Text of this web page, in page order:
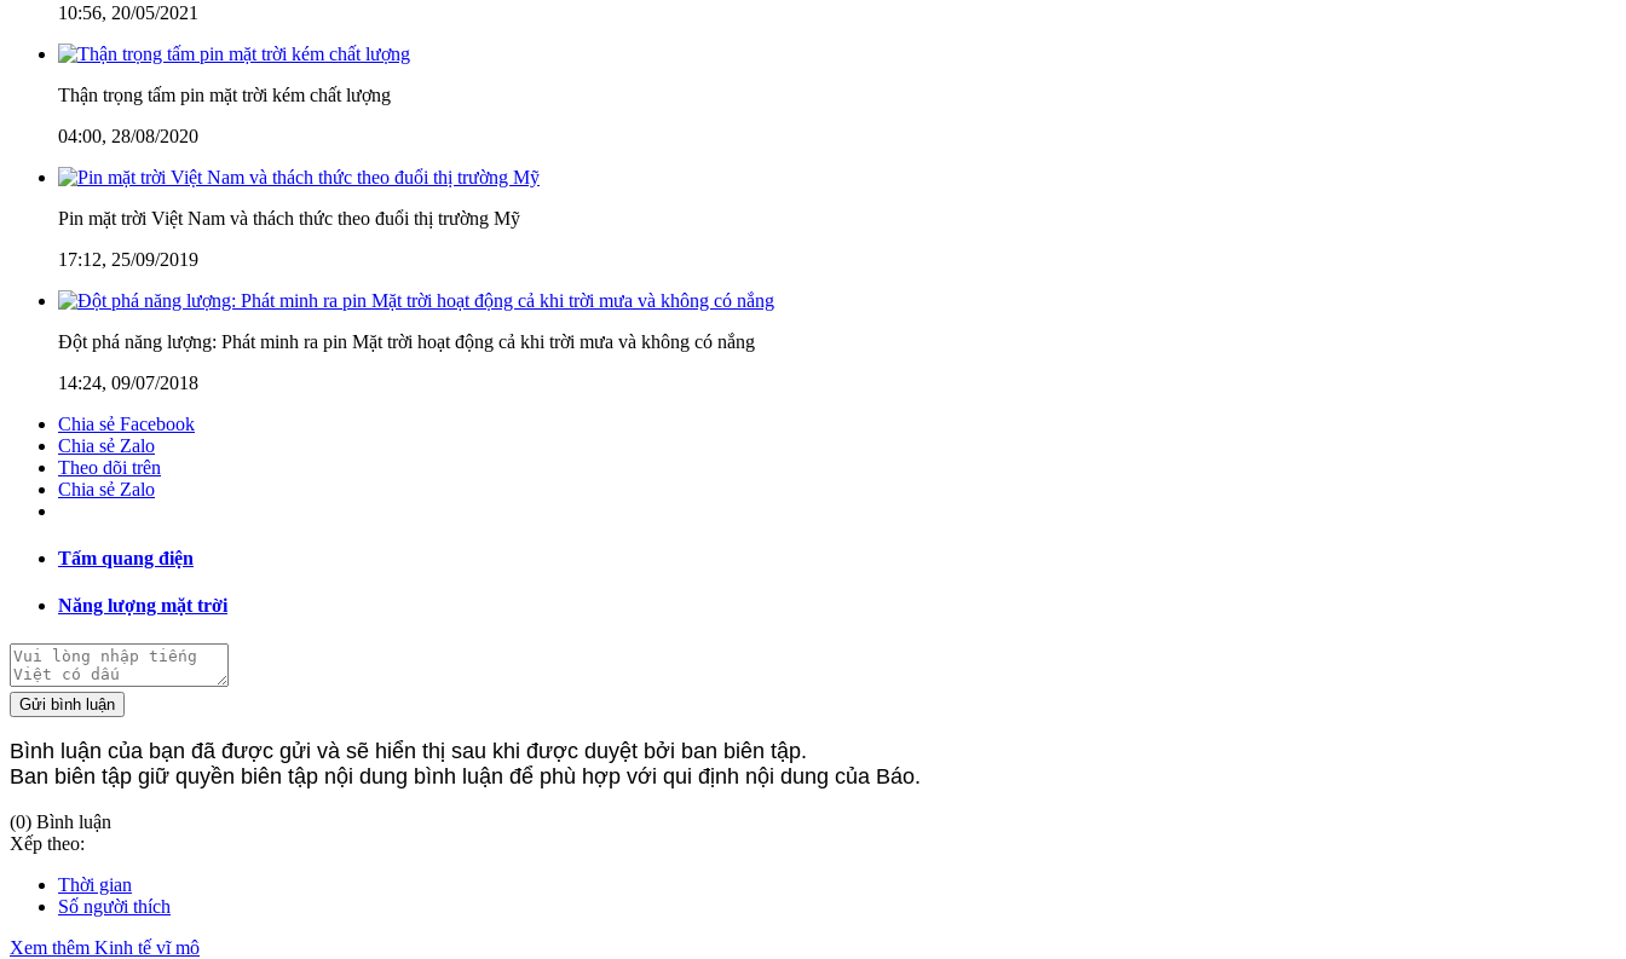
10:56, 20/05/2021
Thận trọng tấm pin mặt trời kém chất lượng
04:00, 28/08/2020
Pin mặt trời Việt Nam và thách thức theo đuổi thị trường Mỹ
17:12, 25/09/2019
Đột phá năng lượng: Phát minh ra pin Mặt trời hoạt động cả khi trời mưa và không có nắng
14:24, 09/07/2018
Chia sẻ Facebook
Chia sẻ Zalo
Theo dõi trên
Chia sẻ Zalo
Tấm quang điện
Năng lượng mặt trời
Gửi bình luận
Bình luận của bạn đã được gửi và sẽ hiển thị sau khi được duyệt bởi ban biên tập.
Ban biên tập giữ quyền biên tập nội dung bình luận để phù hợp với qui định nội dung của Báo.
(0) Bình luận
Xếp theo:
Thời gian
Số người thích
Xem thêm Kinh tế vĩ mô